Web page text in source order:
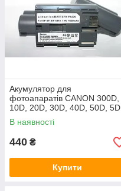
Акумулятор для
фотоапаратів CANON 300D,
10D, 20D, 30D, 40D, 50D, 5D
- BP-511a (аналог) - 1600 ma
В наявності
440 ₴
Купити